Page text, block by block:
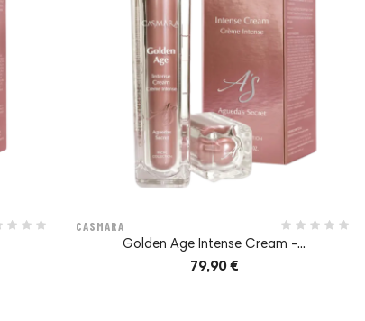
CASMARA
Golden Age Intense Cream -...
79,90 €